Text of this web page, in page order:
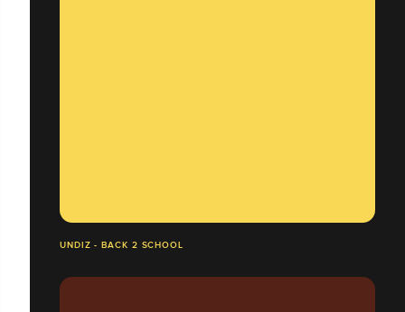
UNDIZ - BACK 2 SCHOOL